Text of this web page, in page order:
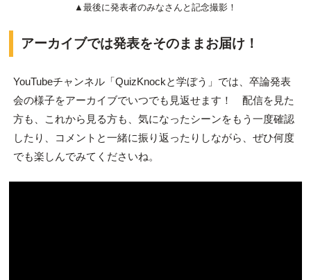
▲最後に発表者のみなさんと記念撮影！
アーカイブでは発表をそのままお届け！
YouTubeチャンネル「QuizKnockと学ぼう」では、卒論発表
会の様子をアーカイブでいつでも見返せます！ 配信を見た
方も、これから見る方も、気になったシーンをもう一度確認
したり、コメントと一緒に振り返ったりしながら、ぜひ何度
でも楽しんでみてくださいね。